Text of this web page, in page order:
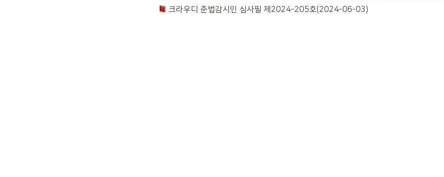
크라우디 준법감시인 심사필 제2024-205호(2024-06-03)